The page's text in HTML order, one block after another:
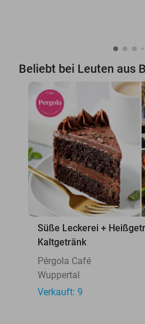
Beliebt bei Leuten aus
Süße Leckerei +
Kaltgetränk
Pérgola Café
Wuppertal
Verkauft: 9